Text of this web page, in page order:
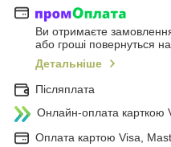
Ви отримаєте
або гроші повернуться
Детальніше
Післяплата
Онлайн-оплата карткою
Оплата картою Visa,